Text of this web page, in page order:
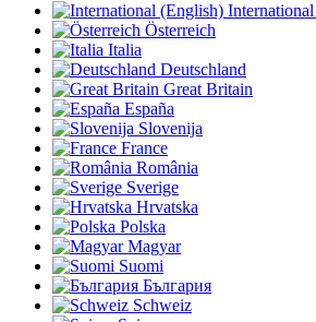
Österreich
Italia
Deutschland
Great Britain
España
Slovenija
France
România
Sverige
Hrvatska
Polska
Magyar
Suomi
България
Schweiz